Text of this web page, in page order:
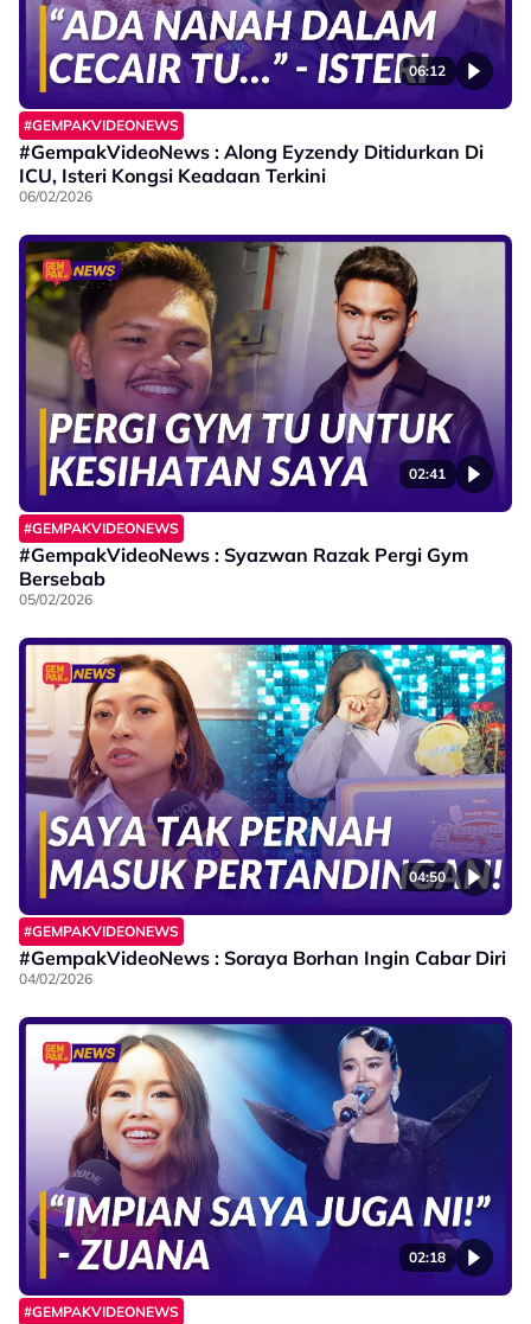
06:12
#GEMPAKVIDEONEWS
#GempakVideoNews : Along Eyzendy Ditidurkan Di
ICU, Isteri Kongsi Keadaan Terkini
06/02/2026
02:41
#GEMPAKVIDEONEWS
#GempakVideoNews : Syazwan Razak Pergi Gym
Bersebab
05/02/2026
04:50
#GEMPAKVIDEONEWS
#GempakVideoNews : Soraya Borhan Ingin Cabar Diri
04/02/2026
02:18
#GEMPAKVIDEONEWS